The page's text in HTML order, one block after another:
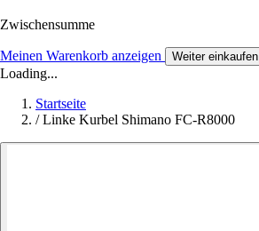
Zwischensumme
Meinen Warenkorb anzeigen Weiter einkaufen
Loading...
Startseite
/ Linke Kurbel Shimano FC-R8000